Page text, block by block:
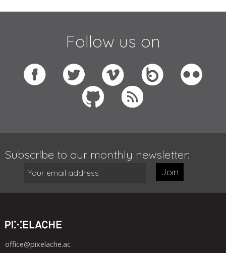
Follow us on
Subscribe to our monthly newsletter:
Join
office@pixelache.ac